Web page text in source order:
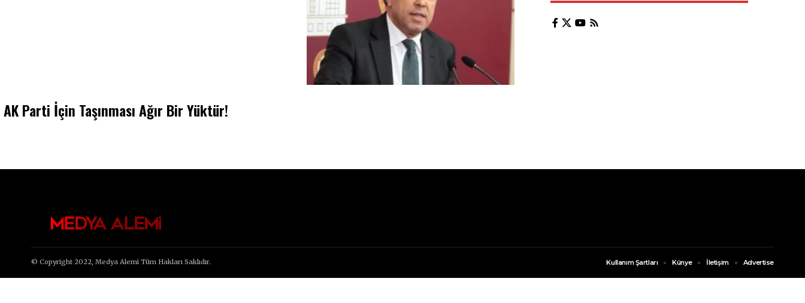
Parti İçin Taşınması Ağır Bir Yüktür!
© Copyright 2022, Medya Alemi Tüm Hakları Saklıdır. Kullanım Şartları Künye İletişim Advertise